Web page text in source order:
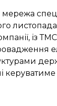
мережа
із